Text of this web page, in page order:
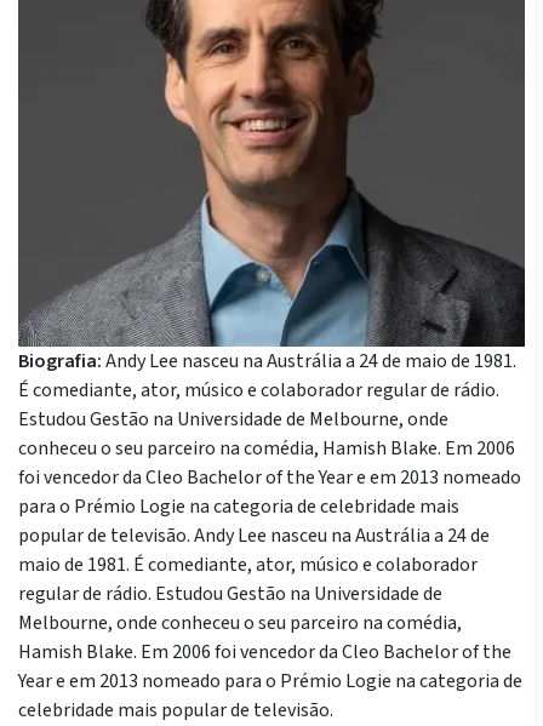
Biografia:Andy Lee nasceu na Austrália a 24 de maio de 1981.
É comediante, ator, músico e colaborador regular de rádio.
Estudou Gestão na Universidade de Melbourne, onde
conheceu o seu parceiro na comédia, Hamish Blake. Em 2006
foi vencedor da Cleo Bachelor of the Year e em 2013 nomeado
para o Prémio Logie na categoria de celebridade mais
popular de televisão. Andy Lee nasceu na Austrália a 24 de
maio de 1981. É comediante, ator, músico e colaborador
regular de rádio. Estudou Gestão na Universidade de
Melbourne, onde conheceu o seu parceiro na comédia,
Hamish Blake. Em 2006 foi vencedor da Cleo Bachelor of the
Year e em 2013 nomeado para o Prémio Logie na categoria de
celebridade mais popular de televisão.